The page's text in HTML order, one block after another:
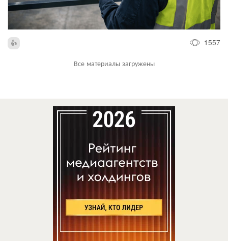
1557
Все материалы загружены